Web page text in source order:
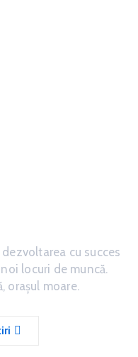
cu succes
locuri de muncă.
oraşul moare.